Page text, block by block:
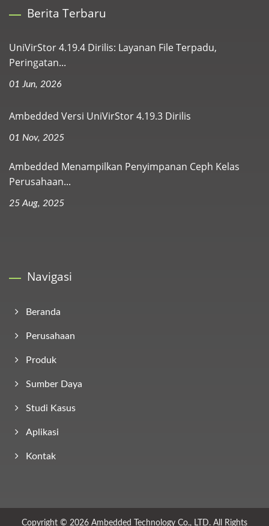
Berita Terbaru
UniVirStor 4.19.4 Dirilis: Layanan File Terpadu,
Peringatan...
01 Jun, 2026
Ambedded Versi UniVirStor 4.19.3 Dirilis
01 Nov, 2025
Ambedded Menampilkan Penyimpanan Ceph Kelas
Perusahaan...
25 Aug, 2025
Navigasi
Beranda
Perusahaan
Produk
Sumber Daya
Studi Kasus
Aplikasi
Kontak
Copyright © 2026 Ambedded Technology Co., LTD. All Rights